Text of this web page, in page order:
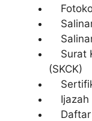
Surat
(SKCK)
Ijazah
Daftar